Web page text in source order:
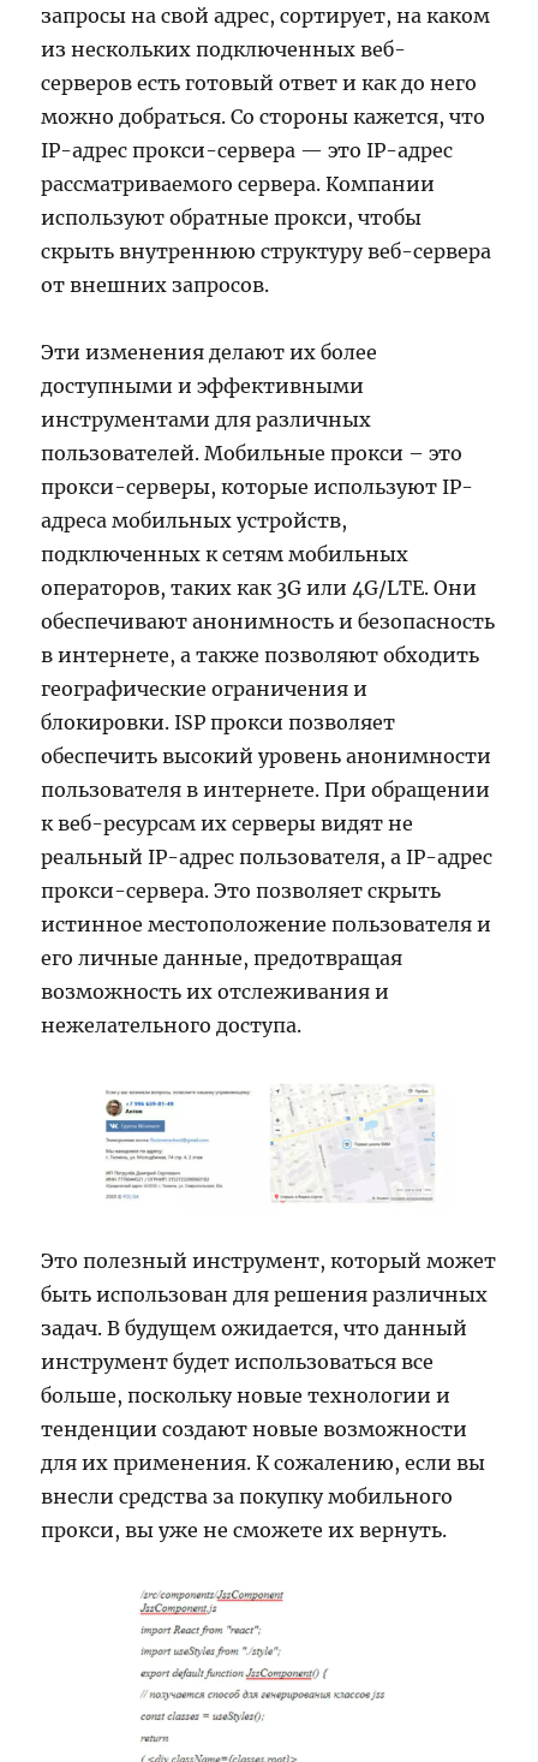
запросы на свой адрес, сортирует, на каком
из нескольких подключенных веб-
серверов есть готовый ответ и как до него
можно добраться. Со стороны кажется, что
IP-адрес прокси-сервера — это IP-адрес
рассматриваемого сервера. Компании
используют обратные прокси, чтобы
скрыть внутреннюю структуру веб-сервера
от внешних запросов.
Эти изменения делают их более
доступными и эффективными
инструментами для различных
пользователей. Мобильные прокси – это
прокси-серверы, которые используют IP-
адреса мобильных устройств,
подключенных к сетям мобильных
операторов, таких как 3G или 4G/LTE. Они
обеспечивают анонимность и безопасность
в интернете, а также позволяют обходить
географические ограничения и
блокировки. ISP прокси позволяет
обеспечить высокий уровень анонимности
пользователя в интернете. При обращении
к веб-ресурсам их серверы видят не
реальный IP-адрес пользователя, а IP-адрес
прокси-сервера. Это позволяет скрыть
истинное местоположение пользователя и
его личные данные, предотвращая
возможность их отслеживания и
нежелательного доступа.
Это полезный инструмент, который может
быть использован для решения различных
задач. В будущем ожидается, что данный
инструмент будет использоваться все
больше, поскольку новые технологии и
тенденции создают новые возможности
для их применения. К сожалению, если вы
внесли средства за покупку мобильного
прокси, вы уже не сможете их вернуть.